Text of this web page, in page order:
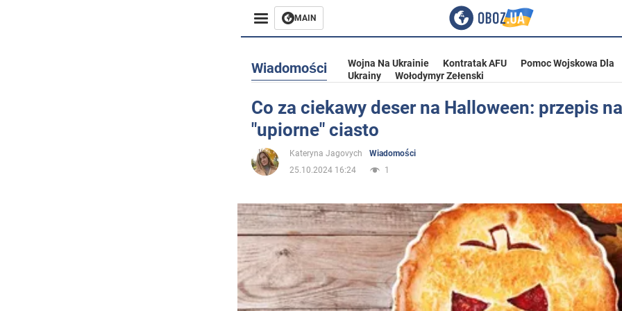
MAIN
Rozrywka
Życie
Społeczeństwo
Wojna na Ukrainie
Świat
Wiadomości Wojna Na Ukrainie Kontratak AFU
Pomoc Wojskowa Dla
Ukrainy
Wołodymyr Zełenski
Co za ciekawy deser na Halloween: przepis na
"upiorne" ciasto
Kateryna Jagovych
Wiadomości
25.10.2024 16:24
1